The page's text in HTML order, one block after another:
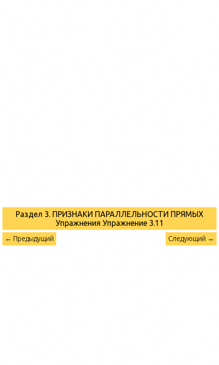
Раздел 3. ПРИЗНАКИ ПАРАЛЛЕЛЬНОСТИ ПРЯМЫХ
Упражнения Упражнение 3.11
← Предыдущий Следующий →